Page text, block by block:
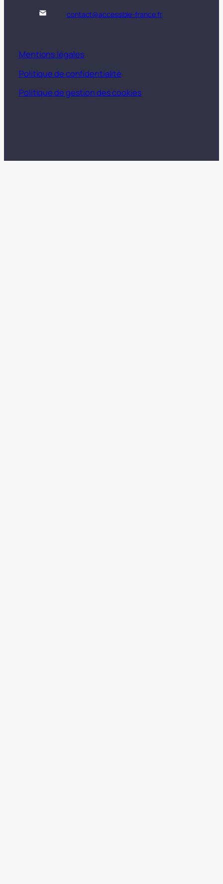
contact@accessible-france.fr
Mentions légales
Politique de confidentialité
Politique de gestion des cookies